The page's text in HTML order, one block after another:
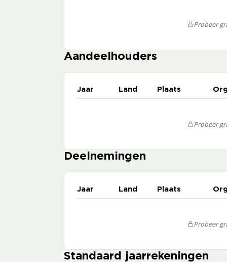
Probeer
Aandeelhouders
Jaar Land Plaats
Probeer
Deelnemingen
Jaar Land Plaats
Probeer
Standaard jaarrekeningen